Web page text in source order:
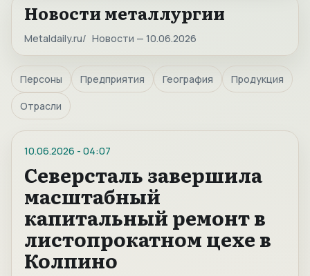
Новости металлургии
Metaldaily.ru Новости — 10.06.2026
Персоны Предприятия География Продукция
Отрасли
10.06.2026 - 04:07
Северсталь завершила
масштабный
капитальный ремонт в
листопрокатном цехе в
Колпино